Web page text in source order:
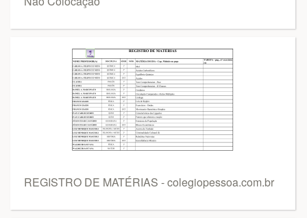
REGISTRO DE MATÉRIAS - colegiopessoa.com.br